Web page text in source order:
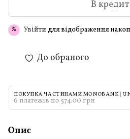
В кредит
% Увійти для відображення
До обраного
ПОКУПКА ЧАСТИНАМИ MONOBANK |
6 платежів по 574.00 грн
Опис